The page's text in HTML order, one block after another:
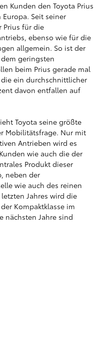
Kunden den Toyota Prius
Europa. Seit seiner
Prius für die
ebenso wie für die
allgemein. So ist der
geringsten
beim Prius gerade mal
ein durchschnittlicher
davon entfallen auf
Toyota seine größte
Mobilitätsfrage. Nur mit
Antrieben wird es
wie auch die der
Produkt dieser
neben der
wie auch des reinen
Jahres wird die
Kompaktklasse im
nächsten Jahre sind